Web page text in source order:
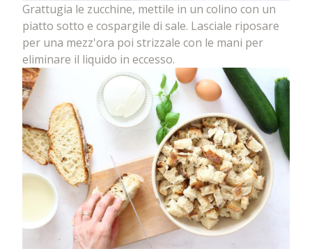
Grattugia le zucchine, mettile in un colino con un
piatto sotto e cospargile di sale. Lasciale riposare
per una mezz'ora poi strizzale con le mani per
eliminare il liquido in eccesso.